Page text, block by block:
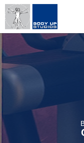
Direkt
zum
Inhalt